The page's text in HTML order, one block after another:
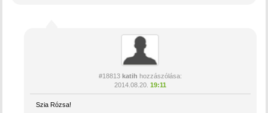
#18813 katih hozzászólása:
2014.08.20. 19:11
Szia Rózsa!